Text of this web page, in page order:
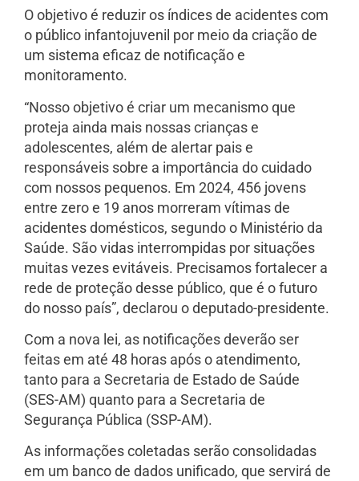
O objetivo é reduzir os índices de acidentes com
o público infantojuvenil por meio da criação de
um sistema eficaz de notificação e
monitoramento.
“Nosso objetivo é criar um mecanismo que
proteja ainda mais nossas crianças e
adolescentes, além de alertar pais e
responsáveis sobre a importância do cuidado
com nossos pequenos. Em 2024, 456 jovens
entre zero e 19 anos morreram vítimas de
acidentes domésticos, segundo o Ministério da
Saúde. São vidas interrompidas por situações
muitas vezes evitáveis. Precisamos fortalecer a
rede de proteção desse público, que é o futuro
do nosso país”, declarou o deputado-presidente.
Com a nova lei, as notificações deverão ser
feitas em até 48 horas após o atendimento,
tanto para a Secretaria de Estado de Saúde
(SES-AM) quanto para a Secretaria de
Segurança Pública (SSP-AM).
As informações coletadas serão consolidadas
em um banco de dados unificado, que servirá de